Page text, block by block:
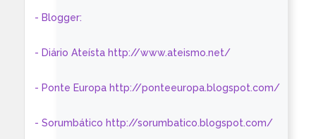
- Blogger:
- Diário Ateísta http://www.ateismo.net/
- Ponte Europa http://ponteeuropa.blogspot.com/
- Sorumbático http://sorumbatico.blogspot.com/